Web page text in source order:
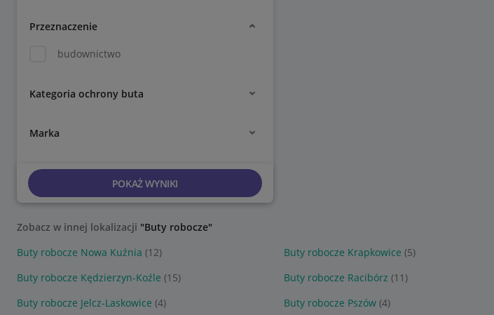
Przeznaczenie
budownictwo
Kategoria ochrony buta
Marka
POKAŻ WYNIKI
Zobacz w innej lokalizacji "Buty robocze"
Buty robocze Nowa Kuźnia (12) Buty robocze Krapkowice (5)
Buty robocze Kędzierzyn-Koźle (15) Buty robocze Racibórz (11)
Buty robocze Jelcz-Laskowice (4) Buty robocze Pszów (4)